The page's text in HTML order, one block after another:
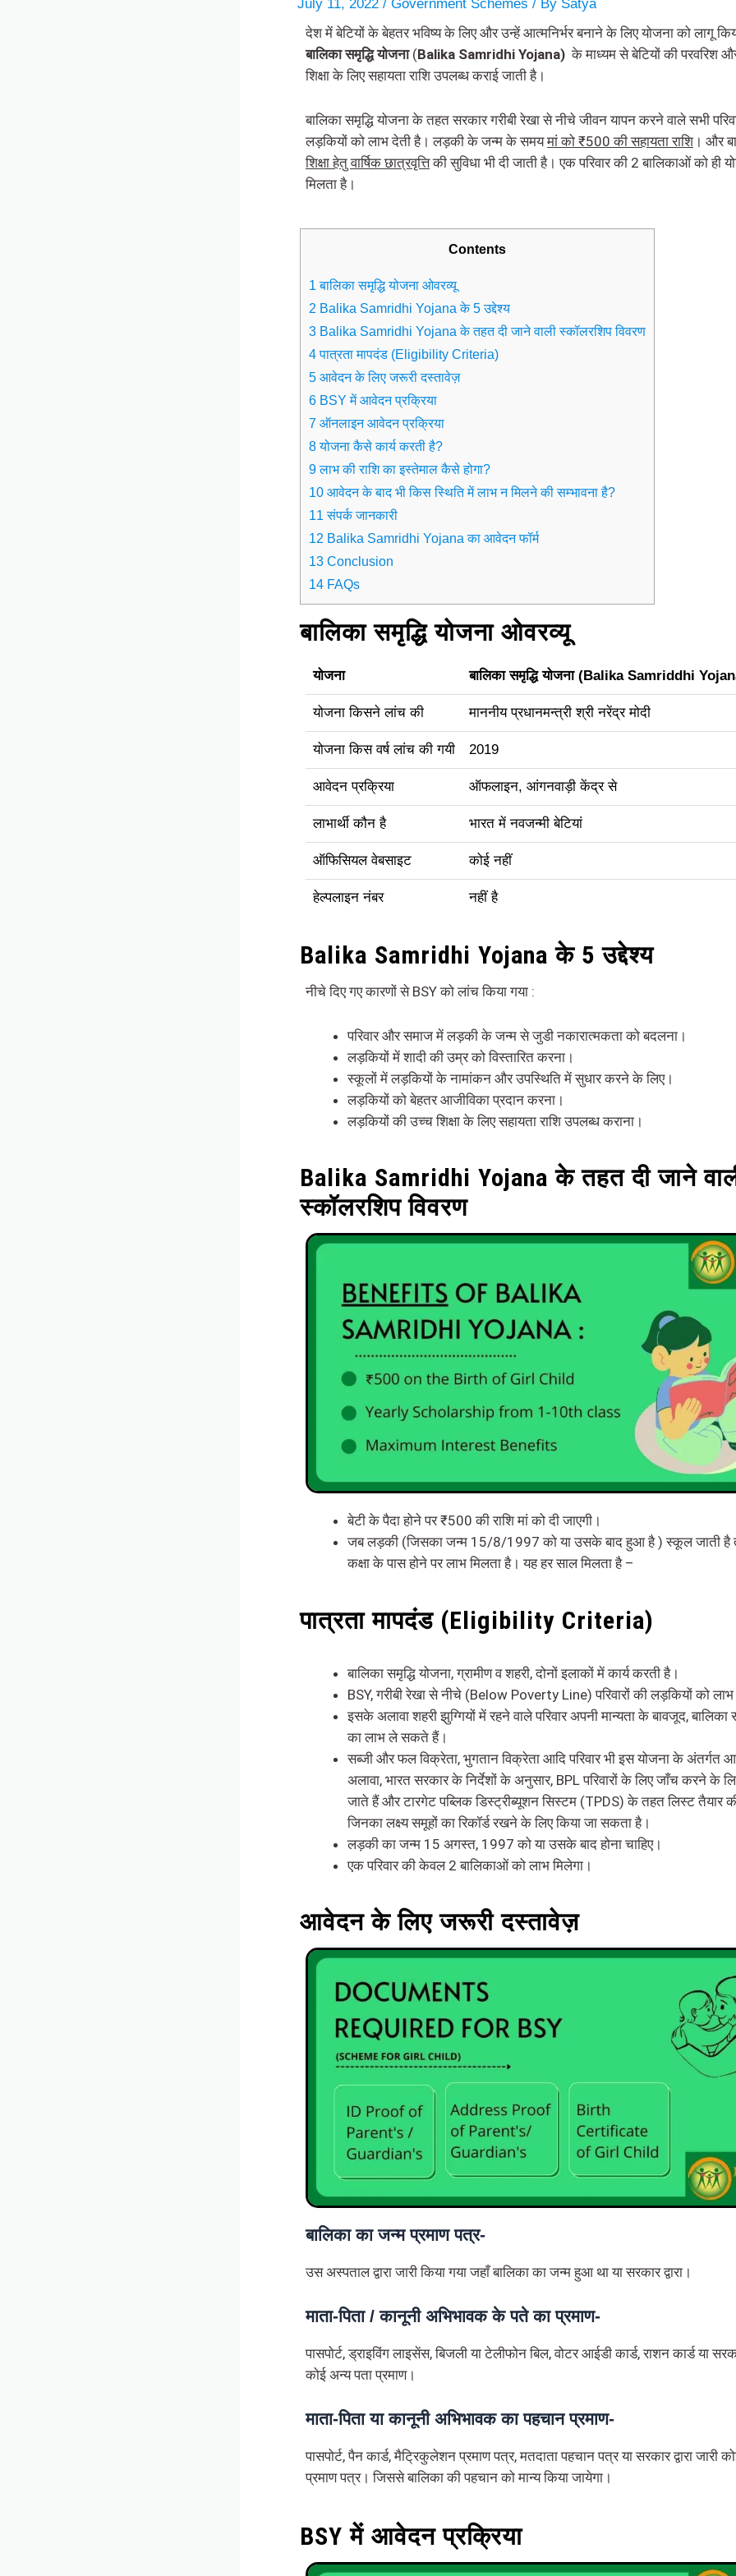
July 11, 2022 / Government Schemes / By Satya
देश में बेटियों के बेहतर भविष्य के लिए और उन्हें आत्मनिर्भर बनाने के लिए योजना को लागू
बालिका समृद्धि योजना(Balika Samridhi Yojana) के माध्यम से बेटियों की परवरिश
शिक्षा के लिए सहायता राशि उपलब्ध कराई जाती है।
बालिका समृद्धि योजना के तहत सरकार गरीबी रेखा से नीचे जीवन यापन करने वाले सभी
लड़कियों को लाभ देती है। लड़की के जन्म के समयमां को ₹500 की सहायता राशि। और
शिक्षा हेतु वार्षिक छात्रवृत्तिकी सुविधा भी दी जाती है। एक परिवार की 2 बालिकाओं को ही
मिलता है।
Contents
1 बालिका समृद्धि योजना ओवरव्यू
2 Balika Samridhi Yojana के 5 उद्देश्य
3 Balika Samridhi Yojana के तहत दी जाने वाली स्कॉलरशिप विवरण
4 पात्रता मापदंड (Eligibility Criteria​)
5 आवेदन के लिए जरूरी दस्तावेज़
6 BSY में आवेदन प्रक्रिया
7 ऑनलाइन आवेदन प्रक्रिया
8 योजना कैसे कार्य करती है?
9 लाभ की राशि का इस्तेमाल कैसे होगा?
10 आवेदन के बाद भी किस स्थिति में लाभ न मिलने की सम्भावना है?
11 संपर्क जानकारी
12 Balika Samridhi Yojana का आवेदन फॉर्म
13 Conclusion
14 FAQs
बालिका समृद्धि योजना ओवरव्यू
योजना बालिका समृद्धि योजना (Balika Samriddhi
योजना किसने लांच की माननीय प्रधानमन्त्री श्री नरेंद्र मोदी
योजना किस वर्ष लांच की गयी 2019
आवेदन प्रक्रिया ऑफलाइन, आंगनवाड़ी केंद्र से
लाभार्थी कौन है भारत में नवजन्मी बेटियां
ऑफिसियल वेबसाइट कोई नहीं
हेल्पलाइन नंबर नहीं है
Balika Samridhi Yojana के 5 उद्देश्य
नीचे दिए गए कारणों से BSY को लांच किया गया :
परिवार और समाज में लड़की के जन्म से जुडी नकारात्मकता को बदलना।
लड़कियों में शादी की उम्र को विस्तारित करना।
स्कूलों में लड़कियों के नामांकन और उपस्थिति में सुधार करने के लिए।
लड़कियों को बेहतर आजीविका प्रदान करना।
लड़कियों की उच्च शिक्षा के लिए सहायता राशि उपलब्ध कराना।
Balika Samridhi Yojana के तहत दी जाने
स्कॉलरशिप विवरण
बेटी के पैदा होने पर ₹500 की राशि मां को दी जाएगी।
जब लड़की (जिसका जन्म 15/8/1997 को या उसके बाद हुआ है ) स्कूल जाती है
कक्षा के पास होने पर लाभ मिलता है। यह हर साल मिलता है –
पात्रता मापदंड (Eligibility Criteria​)
बालिका समृद्धि योजना, ग्रामीण व शहरी, दोनों इलाकों में कार्य करती है।
BSY, गरीबी रेखा से नीचे (Below Poverty Line) परिवारों की लड़कियों को
इसके अलावा शहरी झुग्गियों में रहने वाले परिवार अपनी मान्यता के बावजूद, बालिका
का लाभ ले सकते हैं।
सब्जी और फल विक्रेता, भुगतान विक्रेता आदि परिवार भी इस योजना के
अलावा, भारत सरकार के निर्देशों के अनुसार, BPL परिवारों के लिए जाँच करने के
जाते हैं और टारगेट पब्लिक डिस्ट्रीब्यूशन सिस्टम (TPDS) के तहत लिस्ट तैयार
जिनका लक्ष्य समूहों का रिकॉर्ड रखने के लिए किया जा सकता है।
लड़की का जन्म 15 अगस्त, 1997 को या उसके बाद होना चाहिए।
एक परिवार की केवल 2 बालिकाओं को लाभ मिलेगा।
आवेदन के लिए जरूरी दस्तावेज़
बालिका का जन्म प्रमाण पत्र-
उस अस्पताल द्वारा जारी किया गया जहाँ बालिका का जन्म हुआ था या सरकार द्वारा।
माता-पिता / कानूनी अभिभावक के पते का प्रमाण-
पासपोर्ट, ड्राइविंग लाइसेंस, बिजली या टेलीफोन बिल, वोटर आईडी कार्ड, राशन कार्ड या
कोई अन्य पता प्रमाण।
माता-पिता या कानूनी अभिभावक का पहचान प्रमाण-
पासपोर्ट, पैन कार्ड, मैट्रिकुलेशन प्रमाण पत्र, मतदाता पहचान पत्र या सरकार द्वारा जारी
प्रमाण पत्र। जिससे बालिका की पहचान को मान्य किया जायेगा।
BSY में आवेदन प्रक्रिया